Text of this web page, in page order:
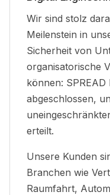
Wir sind stolz
Meilenstein in
Sicherheit von
organisatorische
können:
abgeschlossen,
erteilt.
Unsere Kunden
Branchen wie
Raumfahrt,